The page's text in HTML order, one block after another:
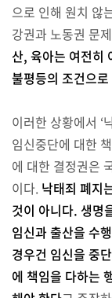
으로 인해 원치 않
강권과 노동권 문
산, 육아는 여전히
불평등의 조건으로
이러한 상황에서 ‘
임신중단에 대한
에 대한 결정권은
이다. 낙태죄 폐지
것이 아니다. 생명
임신과 출산을 수
경우건 임신을 중
에 책임을 다하는